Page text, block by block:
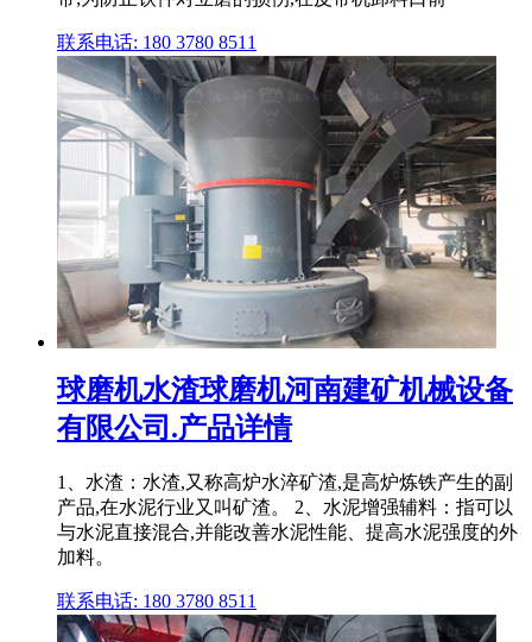
联系电话: 180 3780 8511
球磨机水渣球磨机河南建矿机械设备
有限公司.产品详情
1、水渣：水渣,又称高炉水淬矿渣,是高炉炼铁产生的副
产品,在水泥行业又叫矿渣。 2、水泥增强辅料：指可以
与水泥直接混合,并能改善水泥性能、提高水泥强度的外
加料。
联系电话: 180 3780 8511